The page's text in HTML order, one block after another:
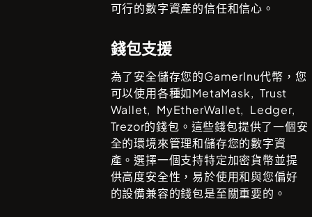
可行的數字資產的信任和信心。
錢包支援
為了安全儲存您的GamerInu代幣，您
可以使用各種如MetaMask, Trust
Wallet, MyEtherWallet, Ledger,
Trezor的錢包。這些錢包提供了一個安
全的環境來管理和儲存您的數字資
產。選擇一個支持特定加密貨幣並提
供高度安全性，易於使用和與您偏好
的設備兼容的錢包是至關重要的。